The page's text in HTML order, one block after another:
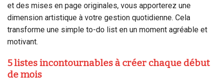
et des mises en page originales, vous apporterez une
dimension artistique à votre gestion quotidienne. Cela
transforme une simple to-do list en un moment agréable et
motivant.
5 listes incontournables à créer chaque début
de mois